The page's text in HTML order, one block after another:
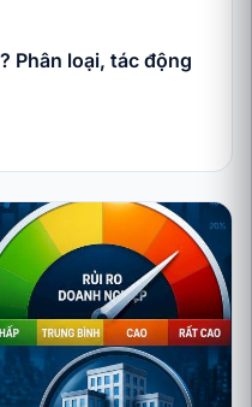
Phân loại, tác động